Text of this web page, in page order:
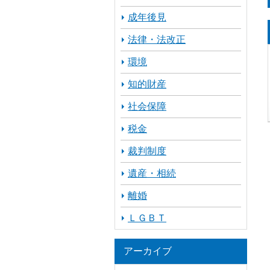
成年後見
法律・法改正
環境
知的財産
社会保障
税金
裁判制度
遺産・相続
離婚
ＬＧＢＴ
アーカイブ